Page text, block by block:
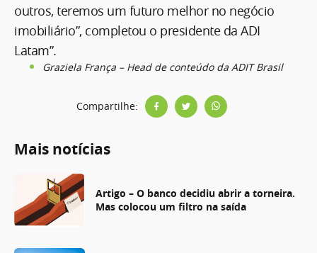
outros, teremos um futuro melhor no negócio
imobiliário”, completou o presidente da ADI
Latam”.
Graziela França – Head de conteúdo da ADIT Brasil
Compartilhe:
Mais notícias
Artigo – O banco decidiu abrir a torneira.
Mas colocou um filtro na saída